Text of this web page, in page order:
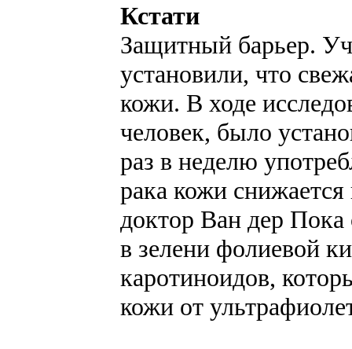
Кстати
Защитный барьер.
установили, что
кожи. В ходе
человек, было
раз в неделю
рака кожи
доктор Ван дер
в зелени фолиевой
каротиноидов,
кожи от